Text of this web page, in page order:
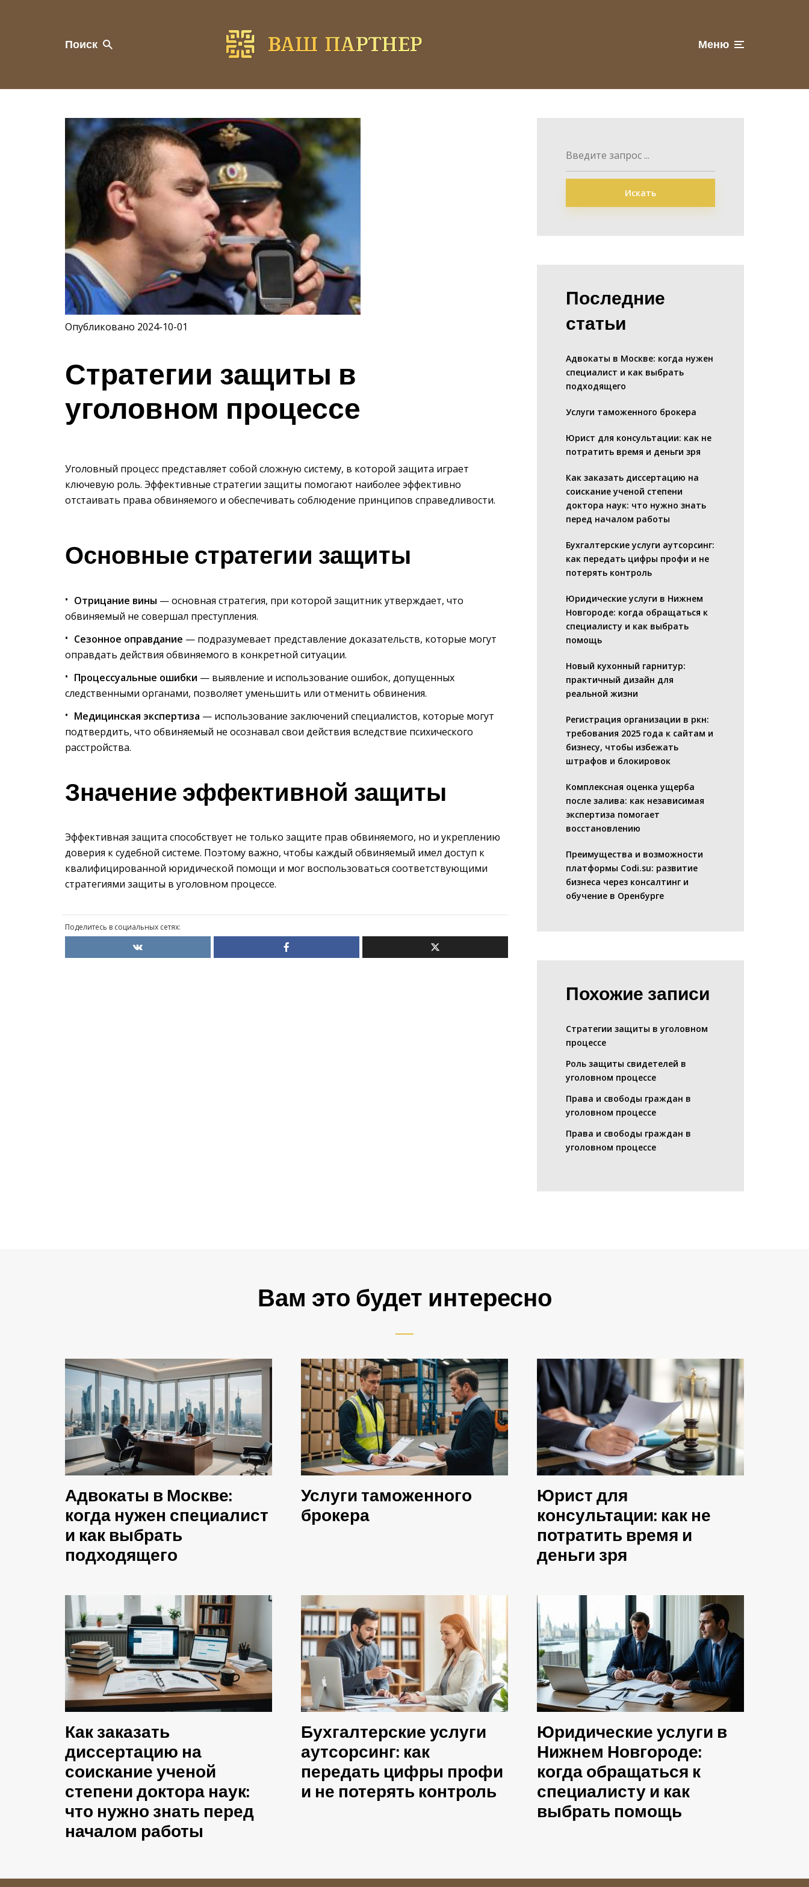
Поиск Меню
Опубликовано 2024-10-01
Стратегии защиты в
уголовном процессе
Уголовный процесс представляет собой сложную систему, в которой защита играет
ключевую роль. Эффективные стратегии защиты помогают наиболее эффективно
отстаивать права обвиняемого и обеспечивать соблюдение принципов справедливости.
Основные стратегии защиты
Отрицание вины — основная стратегия, при которой защитник утверждает, что
обвиняемый не совершал преступления.
Сезонное оправдание — подразумевает представление доказательств, которые могут
оправдать действия обвиняемого в конкретной ситуации.
Процессуальные ошибки — выявление и использование ошибок, допущенных
следственными органами, позволяет уменьшить или отменить обвинения.
Медицинская экспертиза — использование заключений специалистов, которые могут
подтвердить, что обвиняемый не осознавал свои действия вследствие психического
расстройства.
Значение эффективной защиты
Эффективная защита способствует не только защите прав обвиняемого, но и укреплению
доверия к судебной системе. Поэтому важно, чтобы каждый обвиняемый имел доступ к
квалифицированной юридической помощи и мог воспользоваться соответствующими
стратегиями защиты в уголовном процессе.
Поделитесь в социальных сетях:
Искать
Последние
статьи
Адвокаты в Москве: когда нужен
специалист и как выбрать
подходящего
Услуги таможенного брокера
Юрист для консультации: как не
потратить время и деньги зря
Как заказать диссертацию на
соискание ученой степени
доктора наук: что нужно знать
перед началом работы
Бухгалтерские услуги аутсорсинг:
как передать цифры профи и не
потерять контроль
Юридические услуги в Нижнем
Новгороде: когда обращаться к
специалисту и как выбрать
помощь
Новый кухонный гарнитур:
практичный дизайн для
реальной жизни
Регистрация организации в ркн:
требования 2025 года к сайтам и
бизнесу, чтобы избежать
штрафов и блокировок
Комплексная оценка ущерба
после залива: как независимая
экспертиза помогает
восстановлению
Преимущества и возможности
платформы Codi.su: развитие
бизнеса через консалтинг и
обучение в Оренбурге
Похожие записи
Стратегии защиты в уголовном
процессе
Роль защиты свидетелей в
уголовном процессе
Права и свободы граждан в
уголовном процессе
Права и свободы граждан в
уголовном процессе
Вам это будет интересно
Адвокаты в Москве:
когда нужен специалист
и как выбрать
подходящего
Услуги таможенного
брокера
Юрист для
консультации: как не
потратить время и
деньги зря
Как заказать
диссертацию на
соискание ученой
степени доктора наук:
что нужно знать перед
началом работы
Бухгалтерские услуги
аутсорсинг: как
передать цифры профи
и не потерять контроль
Юридические услуги в
Нижнем Новгороде:
когда обращаться к
специалисту и как
выбрать помощь